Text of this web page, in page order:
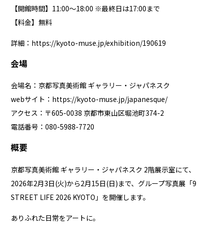
【開館時間】11:00〜18:00 ※最終日は17:00まで
【料金】無料
詳細： https://kyoto-muse.jp/exhibition/190619
会場
会場名：京都写真美術館 ギャラリー・ジャパネスク
webサイト： https://kyoto-muse.jp/japanesque/
アクセス：〒605-0038 京都市東山区堀池町374-2
電話番号：080-5988-7720
概要
京都写真美術館 ギャラリー・ジャパネスク 2階展示室にて、
2026年2月3日(火)から2月15日(日)まで、グループ写真展「9
STREET LIFE 2026 KYOTO」を開催します。
ありふれた日常をアートに。